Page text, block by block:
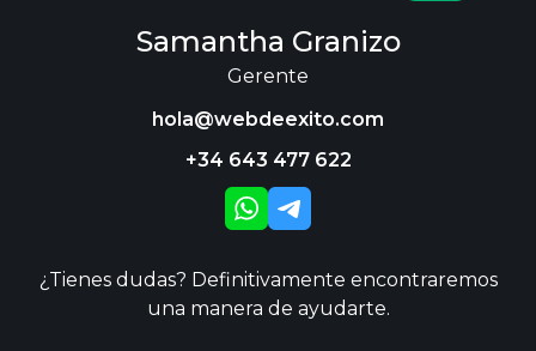
Samantha Granizo
Gerente
hola@webdeexito.com
+34 643 477 622
¿Tienes dudas? Definitivamente encontraremos
una manera de ayudarte.